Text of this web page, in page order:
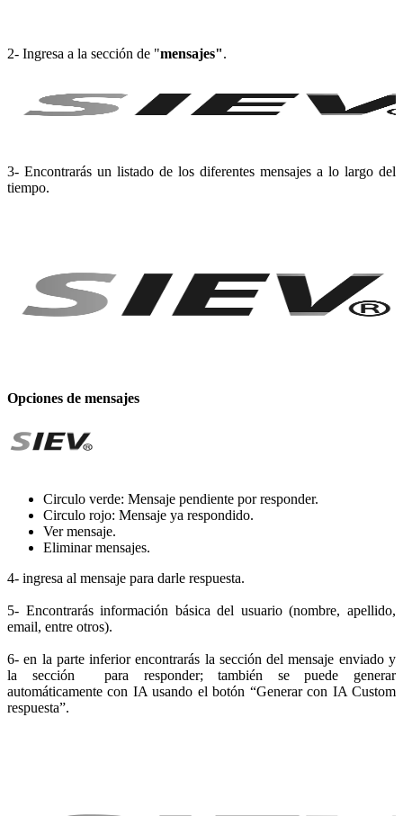
2- Ingresa a la sección de "mensajes".
3- Encontrarás un listado de los diferentes mensajes a lo largo del
tiempo.
Opciones de mensajes
Circulo verde: Mensaje pendiente por responder.
Circulo rojo: Mensaje ya respondido.
Ver mensaje.
Eliminar mensajes.
4- ingresa al mensaje para darle respuesta.
5- Encontrarás información básica del usuario (nombre, apellido,
email, entre otros).
6- en la parte inferior encontrarás la sección del mensaje enviado y
la sección para responder; también se puede generar
automáticamente con IA usando el botón “Generar con IA Custom
respuesta”.